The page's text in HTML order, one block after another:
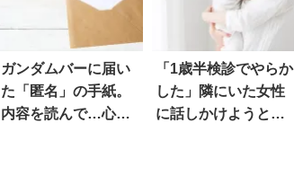
ガンダムバーに届い
た「匿名」の手紙。
内容を読んで…心が
「1歳半検診でやらか
した」隣にいた女性
に話しかけようとし